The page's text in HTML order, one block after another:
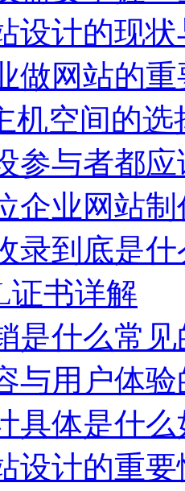
设计的现
做网站的重
机空间的选
参与者都
企业网站
录到底是
证书详解
是什么常
与用户体
具体是什
设计的重要